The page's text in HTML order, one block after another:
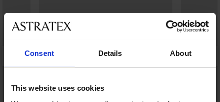
Consent Details About
This website uses cookies